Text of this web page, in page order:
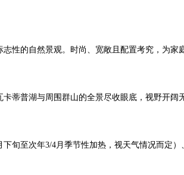
性的自然景观。时尚、宽敞且配置考究，为
蒂普湖与周围群山的全景尽收眼底，视野开阔
旬至次年3/4月季节性加热，视天气情况而定